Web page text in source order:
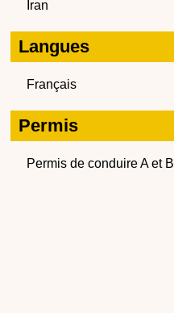
Iran
Langues
Français
Permis
Permis de conduire A et B